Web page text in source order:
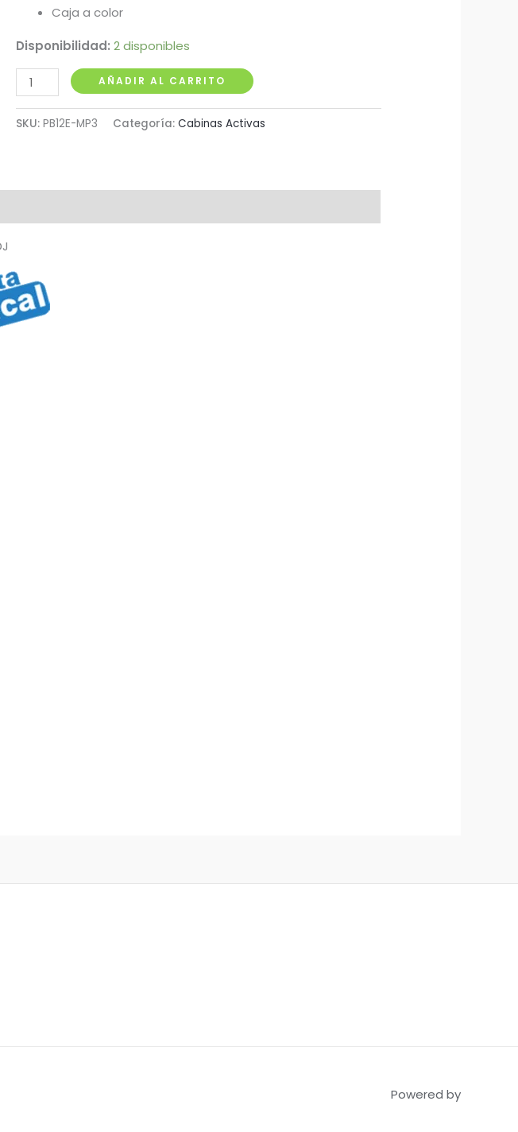
Caja a color
Disponibilidad: 2 disponibles
Cabina
Activa
12"
Bluetooth
MP3
cantidad
AÑADIR AL CARRITO
SKU: PB12E-MP3 Categoría: Cabinas Activas
Powered by